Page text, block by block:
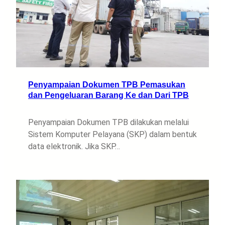
Penyampaian Dokumen TPB Pemasukan
dan Pengeluaran Barang Ke dan Dari TPB
Penyampaian Dokumen TPB dilakukan melalui
Sistem Komputer Pelayana (SKP) dalam bentuk
data elektronik. Jika SKP…